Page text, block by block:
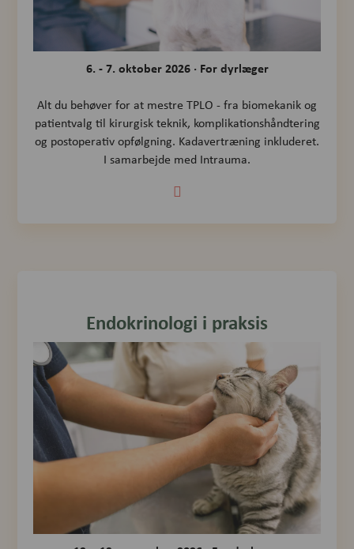
6. - 7. oktober 2026 · For dyrlæger
Alt du behøver for at mestre TPLO - fra biomekanik og
patientvalg til kirurgisk teknik, komplikationshåndtering
og postoperativ opfølgning. Kadavertræning inkluderet.
I samarbejde med Intrauma.
Endokrinologi i praksis